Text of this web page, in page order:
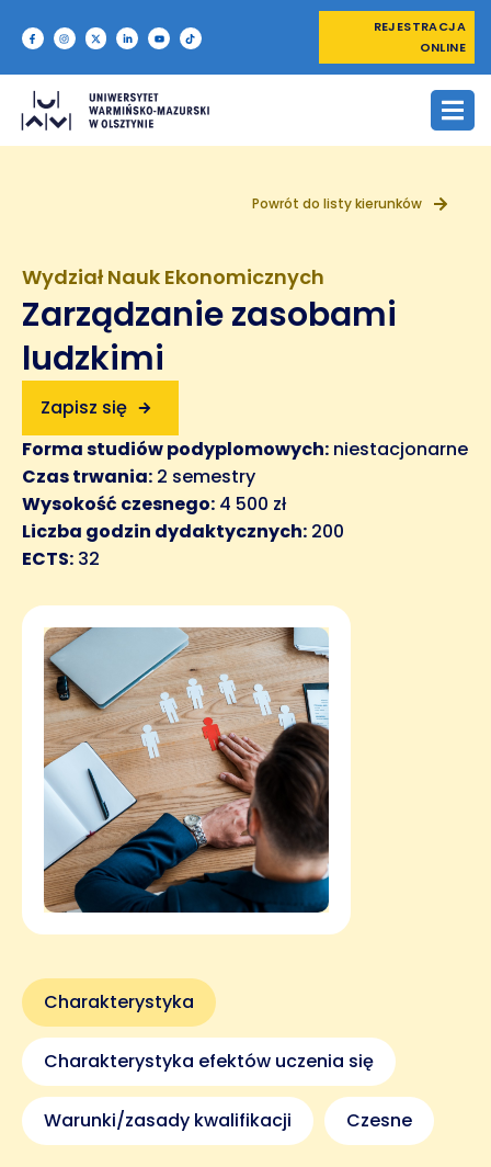
REJESTRACJA
ONLINE
Powrót do listy kierunków
Wydział Nauk Ekonomicznych
Zarządzanie zasobami
ludzkimi
Zapisz się
Forma studiów podyplomowych: niestacjonarne
Czas trwania: 2 semestry
Wysokość czesnego: 4 500 zł
Liczba godzin dydaktycznych: 200
ECTS: 32
Charakterystyka
Charakterystyka efektów uczenia się
Warunki/zasady kwalifikacji Czesne